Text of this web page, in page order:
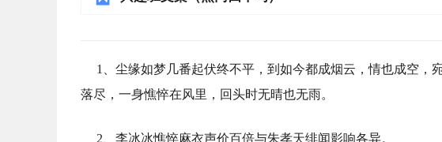
1、尘缘如梦几番起伏终不平，到如今都成烟云，情也成空，
落尽，一身憔悴在风里，回头时无晴也无雨。
2、李冰冰憔悴麻衣声价百倍与朱孝天绯闻影响各异。